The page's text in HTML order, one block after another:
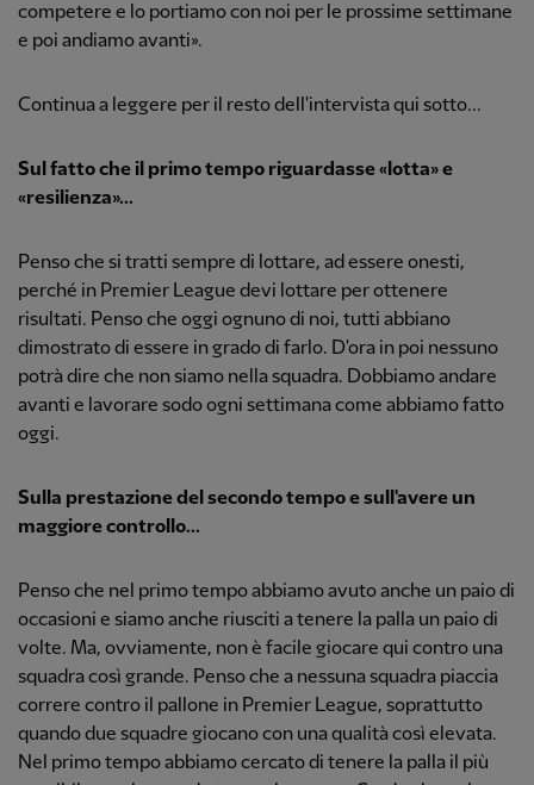
competere e lo portiamo con noi per le prossime settimane
e poi andiamo avanti».
Continua a leggere per il resto dell'intervista qui sotto...
Sul fatto che il primo tempo riguardasse «lotta» e
«resilienza»...
Penso che si tratti sempre di lottare, ad essere onesti,
perché in Premier League devi lottare per ottenere
risultati. Penso che oggi ognuno di noi, tutti abbiano
dimostrato di essere in grado di farlo. D'ora in poi nessuno
potrà dire che non siamo nella squadra. Dobbiamo andare
avanti e lavorare sodo ogni settimana come abbiamo fatto
oggi.
Sulla prestazione del secondo tempo e sull'avere un
maggiore controllo...
Penso che nel primo tempo abbiamo avuto anche un paio di
occasioni e siamo anche riusciti a tenere la palla un paio di
volte. Ma, ovviamente, non è facile giocare qui contro una
squadra così grande. Penso che a nessuna squadra piaccia
correre contro il pallone in Premier League, soprattutto
quando due squadre giocano con una qualità così elevata.
Nel primo tempo abbiamo cercato di tenere la palla il più